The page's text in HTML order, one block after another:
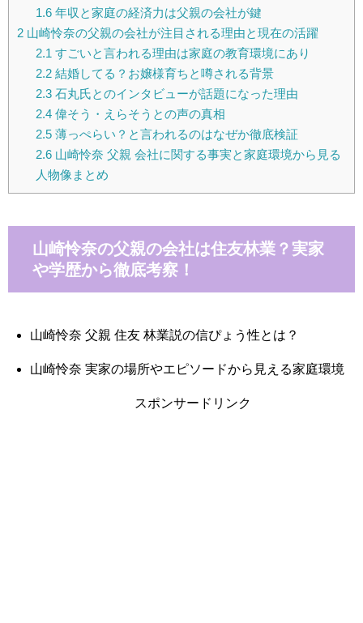
1.6年収と家庭の経済力は父親の会社が鍵
2 山崎怜奈の父親の会社が注目される理由と現在の活躍
2.1 すごいと言われる理由は家庭の教育環境にあり
2.2結婚してる？お嬢様育ちと噂される背景
2.3石丸氏とのインタビューが話題になった理由
2.4偉そう・えらそうとの声の真相
2.5薄っぺらい？と言われるのはなぜか徹底検証
2.6山崎怜奈 父親 会社に関する事実と家庭環境から見る
人物像まとめ
山崎怜奈の父親の会社は住友林業？実家
や学歴から徹底考察！
山崎怜奈 父親 住友 林業説の信ぴょう性とは？
山崎怜奈 実家の場所やエピソードから見える家庭環境
スポンサードリンク